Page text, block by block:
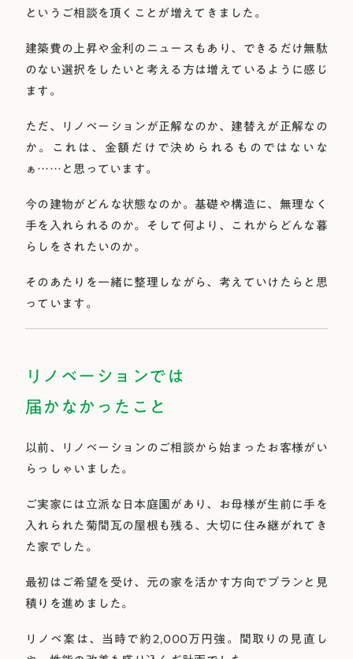
というご相談を頂くことが増えてきました。
建築費の上昇や金利のニュースもあり、できるだけ無駄
のない選択をしたいと考える方は増えているように感じ
ます。
ただ、リノベーションが正解なのか、建替えが正解なの
か。これは、金額だけで決められるものではないな
ぁ……と思っています。
今の建物がどんな状態なのか。基礎や構造に、無理なく
手を入れられるのか。そして何より、これからどんな暮
らしをされたいのか。
そのあたりを一緒に整理しながら、考えていけたらと思
っています。
リノベーションでは
届かなかったこと
以前、リノベーションのご相談から始まったお客様がい
らっしゃいました。
ご実家には立派な日本庭園があり、お母様が生前に手を
入れられた菊間瓦の屋根も残る、大切に住み継がれてき
た家でした。
最初はご希望を受け、元の家を活かす方向でプランと見
積りを進めました。
リノベ案は、当時で約2,000万円強。間取りの見直し